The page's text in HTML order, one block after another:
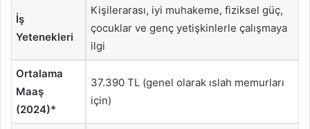
İş
Yetenekleri
Kişilerarası, iyi muhakeme, fiziksel güç,
çocuklar ve genç yetişkinlerle çalışmaya
ilgi
Ortalama
Maaş
(2024)*
37.390 TL (genel olarak ıslah memurları
için)